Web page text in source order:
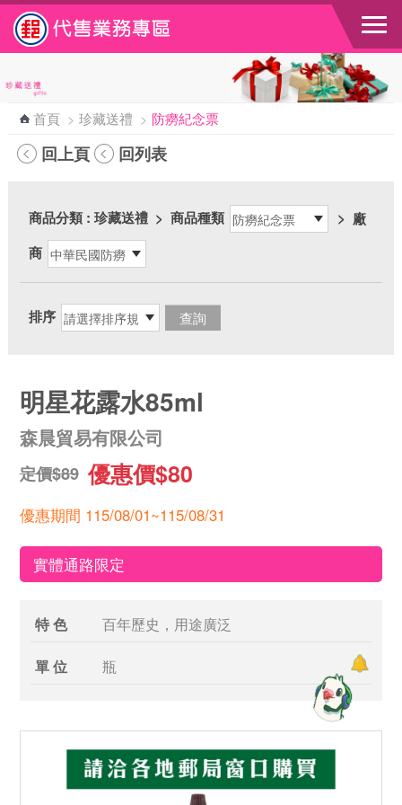
跳到主要內容區塊
首頁 > 珍藏送禮 > 防癆紀念票
回上頁 回列表
商品分類: 珍藏送禮 > 商品種類 > 廠
商
排序
明星花露水85ml
森晨貿易有限公司
定價$89 優惠價$80
優惠期間 115/08/01~115/08/31
實體通路限定
特 色 百年歷史，用途廣泛
單 位 瓶